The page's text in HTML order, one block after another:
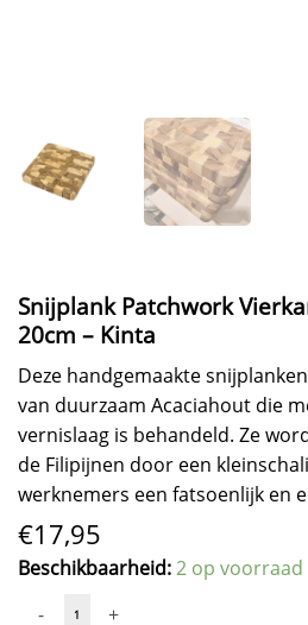
Snijplank Patchwork
20cm – Kinta
Deze handgemaakte
van duurzaam Acaciahout die
vernislaag is behandeld. Ze
de Filipijnen door een
werknemers een fatsoenlijk en
€17,95
Beschikbaarheid:2 op voorraad
-
Snijplank
+